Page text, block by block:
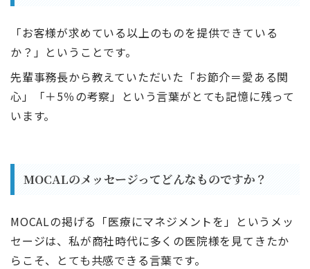
「お客様が求めている以上のものを提供できている
か？」ということです。
先輩事務長から教えていただいた「お節介＝愛ある関
心」「＋5％の考察」という言葉がとても記憶に残って
います。
MOCALのメッセージってどんなものですか？
MOCALの掲げる「医療にマネジメントを」というメッ
セージは、私が商社時代に多くの医院様を見てきたか
らこそ、とても共感できる言葉です。